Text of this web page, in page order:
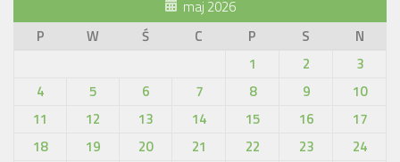
maj 2026
P
W Ś C P S
N
1
2
3
4
5 6 7 8 9
10
11
12 13 14 15 16
17
18
19 20 21 22 23
24